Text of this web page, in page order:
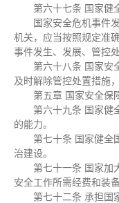
第六十七条 国家健
国家安全危机事件
机关，应当按照规定准
事件发生、发展、管控
第六十八条 国家安
及时解除管控处置措施
第五章 国家安全保
第六十九条 国家健
的能力。
第七十条 国家健全
治建设。
第七十一条 国家加
安全工作所需经费和装备
第七十二条 承担国